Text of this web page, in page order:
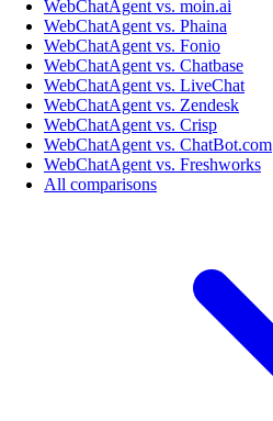
WebChatAgent vs. moin.ai
WebChatAgent vs. Phaina
WebChatAgent vs. Fonio
WebChatAgent vs. Chatbase
WebChatAgent vs. LiveChat
WebChatAgent vs. Zendesk
WebChatAgent vs. Crisp
WebChatAgent vs. ChatBot.com
WebChatAgent vs. Freshworks
All comparisons